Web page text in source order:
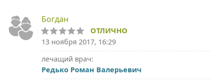
Богдан
ОТЛИЧНО
13 ноября 2017, 16:29
лечащий врач:
Редько Роман Валерьевич